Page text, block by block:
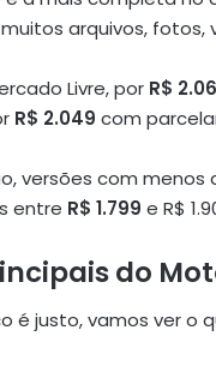
arquivos, fotos,
Livre, por R$
R$ 2.049 com
versões com
entre R$ 1.799 e R$
do
é justo, vamos ver o